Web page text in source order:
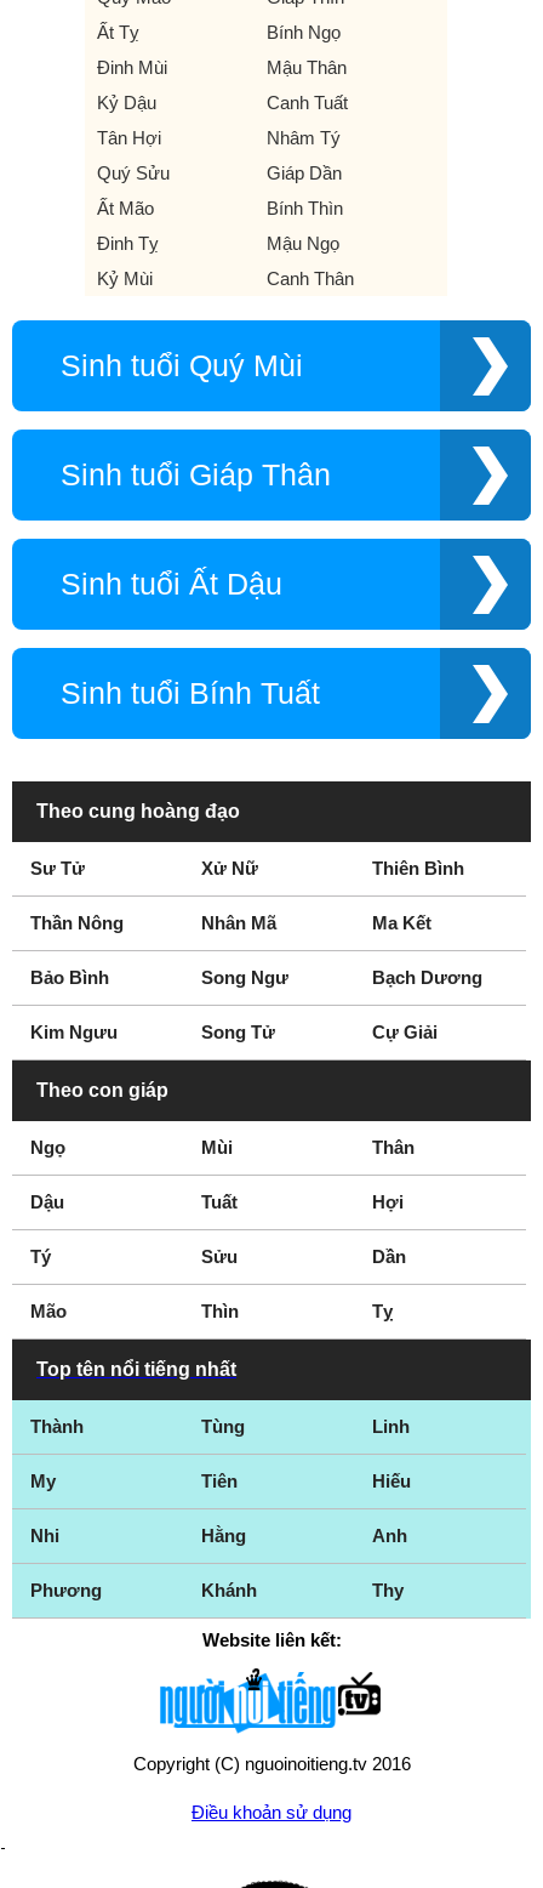
Ất Tỵ
Bính Ngọ
Đinh Mùi
Mậu Thân
Kỷ Dậu
Canh Tuất
Tân Hợi
Nhâm Tý
Quý Sửu
Giáp Dần
Ất Mão
Bính Thìn
Đinh Tỵ
Mậu Ngọ
Kỷ Mùi
Canh Thân
Sinh tuổi Quý Mùi
Sinh tuổi Giáp Thân
Sinh tuổi Ất Dậu
Sinh tuổi Bính Tuất
Theo cung hoàng đạo
Sư Tử Xử Nữ Thiên Bình
Thần Nông Nhân Mã Ma Kết
Bảo Bình Song Ngư Bạch Dương
Kim Ngưu Song Tử Cự Giải
Theo con giáp
Ngọ Mùi Thân
Dậu Tuất Hợi
Tý Sửu Dần
Mão Thìn Tỵ
Top tên nổi tiếng nhất
Thành Tùng Linh
My Tiên Hiếu
Nhi Hằng Anh
Phương Khánh Thy
Website liên kết:
Copyright (C) nguoinoitieng.tv 2016
Điều khoản sử dụng